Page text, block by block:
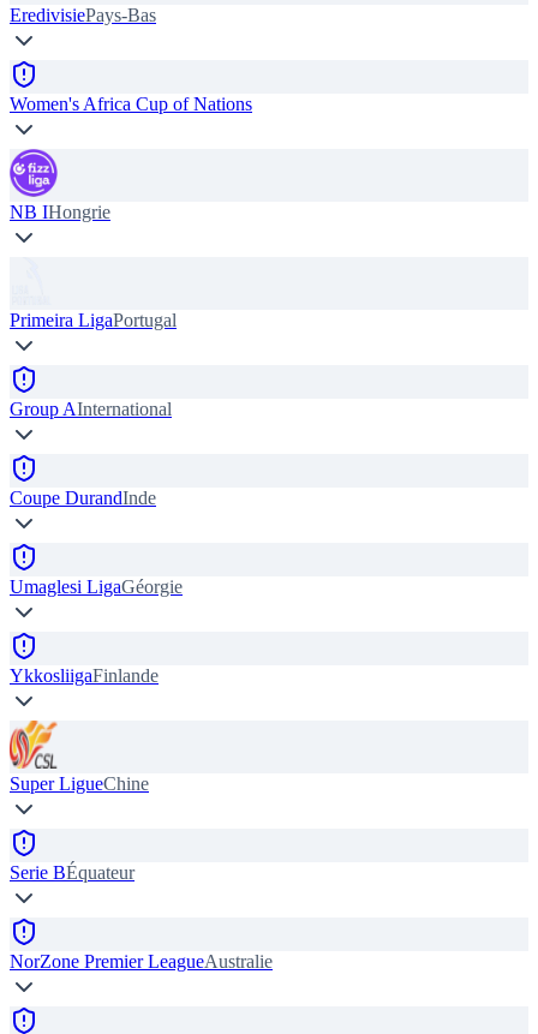
EredivisiePays-Bas
Women's Africa Cup of Nations
NB IHongrie
Primeira LigaPortugal
Group AInternational
Coupe DurandInde
Umaglesi LigaGéorgie
YkkosliigaFinlande
Super LigueChine
Serie BÉquateur
NorZone Premier LeagueAustralie